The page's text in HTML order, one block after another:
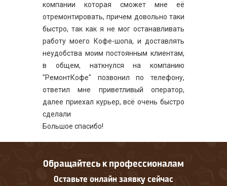
компании которая сможет мне её
отремонтировать, причем довольно таки
быстро, так как я не мог останавливать
работу моего Кофе-шопа, и доставлять
неудобства моим постоянным клиентам,
в общем, наткнулся на компанию
"РемонтКофе" позвонил по телефону,
ответил мне приветливый оператор,
далее приехал курьер, всё очень быстро
сделали
Большое спасибо!
Обращайтесь к профессионалам
Оставьте онлайн заявку сейчас